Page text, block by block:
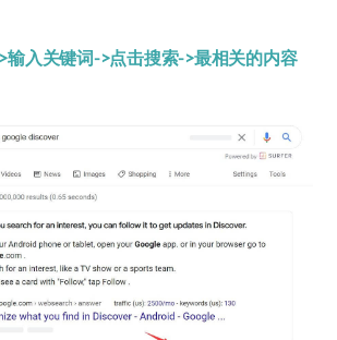
输入关键词->点击搜索->最相关的内容